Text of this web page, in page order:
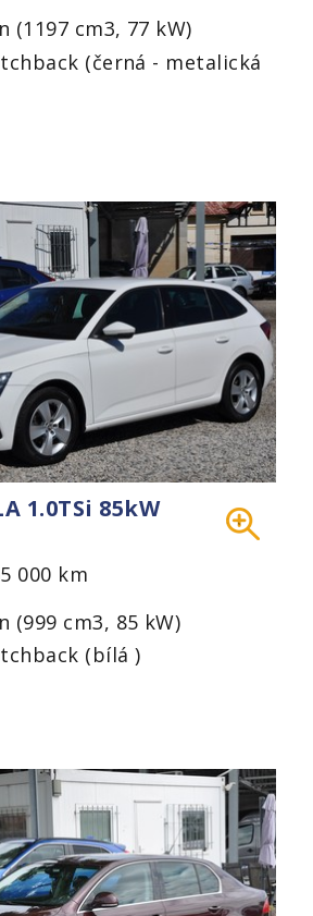
(1197 cm3, 77 kW)
(černá - metalická
1.0TSi 85kW
000 km
(999 cm3, 85 kW)
(bílá )